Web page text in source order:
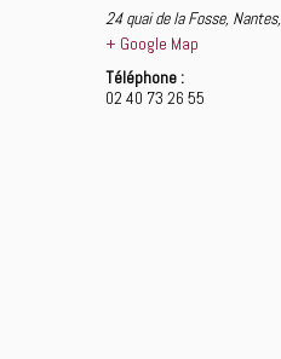
24 quai de la Fosse, Nantes,
+ Google Map
Téléphone :
02 40 73 26 55